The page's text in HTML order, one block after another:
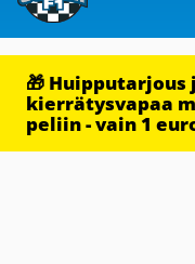
🎁 Huipputarjous
kierrätysvapaa
peliin - vain 1